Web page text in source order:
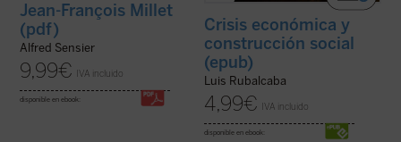
Jean-François Millet
(pdf)
Alfred Sensier
9,99€ IVA incluido
disponible en ebook:
Crisis económica y
construcción social
(epub)
Luis Rubalcaba
4,99€ IVA incluido
disponible en ebook: